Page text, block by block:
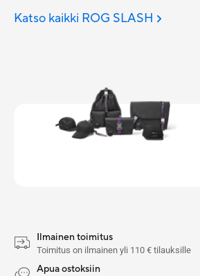
Katso kaikki ROG SLASH
Ilmainen toimitus
Toimitus on ilmainen yli 110 € tilauksille
Apua ostoksiin